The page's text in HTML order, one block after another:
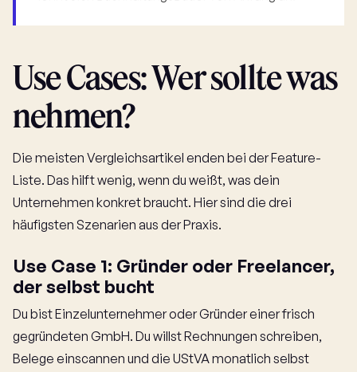
Use Cases: Wer sollte was
nehmen?
Die meisten Vergleichsartikel enden bei der Feature-
Liste. Das hilft wenig, wenn du weißt, was dein
Unternehmen konkret braucht. Hier sind die drei
häufigsten Szenarien aus der Praxis.
Use Case 1: Gründer oder Freelancer,
der selbst bucht
Du bist Einzelunternehmer oder Gründer einer frisch
gegründeten GmbH. Du willst Rechnungen schreiben,
Belege einscannen und die UStVA monatlich selbst